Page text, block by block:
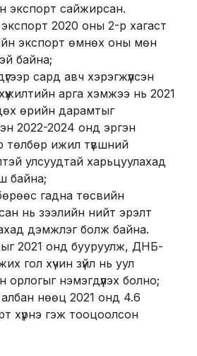
экспорт сайжирсан.
экспорт 2020 оны 2-р хагаст
экспорт өмнөх оны мөн
байна;
сард авч хэрэгжүүлсэн
арга хэмжээ нь 2021
өрийн дарамтыг
2022-2024 онд эргэн
төлбөр ижил түвшний
улсуудтай харьцуулахад
байна;
гадна төсвийн
нь зээлийн нийт эрэлт
дэмжлэг болж байна.
2021 онд бууруулж, ДНБ-
гол хүчин зүйл нь уул
нэмэгдүүлэх болно;
нөөц 2021 онд 4.6
хүрнэ гэж тооцоолсон